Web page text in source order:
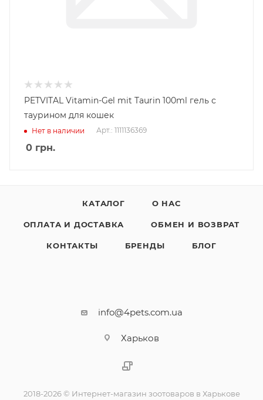
PETVITAL Vitamin-Gel mit Taurin 100ml гель с
таурином для кошек
Нет в наличии Арт.: 1111136369
0 грн.
КАТАЛОГ О НАС
ОПЛАТА И ДОСТАВКА ОБМЕН И ВОЗВРАТ
КОНТАКТЫ БРЕНДЫ БЛОГ
info@4pets.com.ua
Харьков
2018-2026 © Интернет-магазин зоотоваров в Харькове